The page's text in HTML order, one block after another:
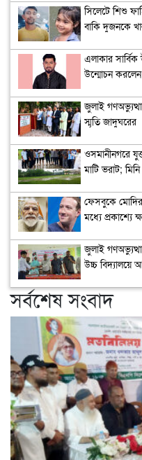
সিলেটে শিশু
বাকি দুজনকে
এলাকার
উন্মোচন করলেন
জুলাই
স্মৃতি জাদুঘরের
ওসমানীনগরে
মাটি ভরাট;
ফেসবুকে
মধ্যে প্রকাশ্যে
জুলাই
উচ্চ বিদ্যালয়ে
সর্বশেষ সংবাদ